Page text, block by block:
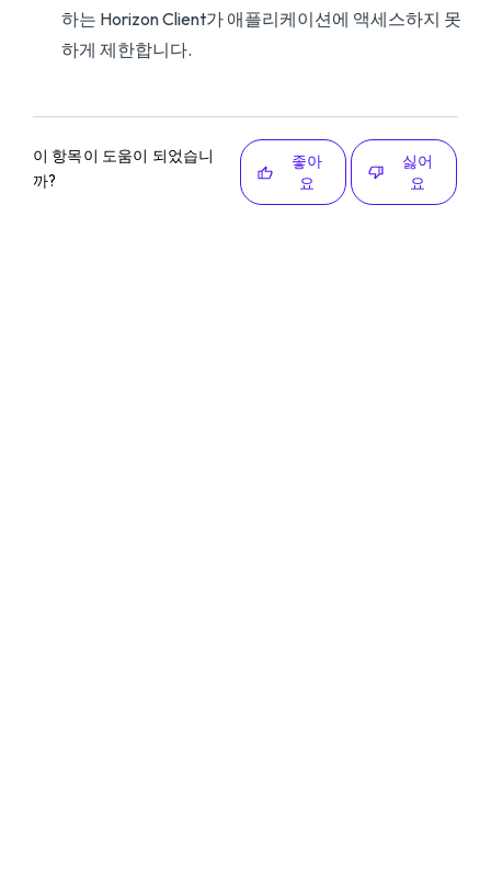
하는 Horizon Client가 애플리케이션에 액세스하지 못
하게 제한합니다.
이 항목이 도움이 되었습니
까?
좋아
요
싫어
요